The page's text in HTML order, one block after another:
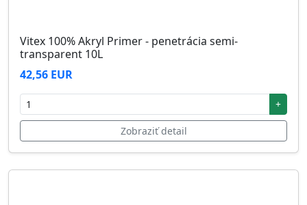
Vitex 100% Akryl Primer - penetrácia semi-
transparent 10L
42,56 EUR
+
Zobraziť detail